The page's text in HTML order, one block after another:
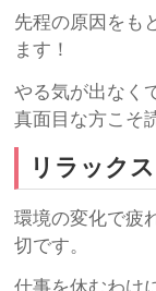
先程の原因をも
ます！
やる気が出なく
真面目な方こそ
リラック
環境の変化で疲
切です。
仕事を休むわけ